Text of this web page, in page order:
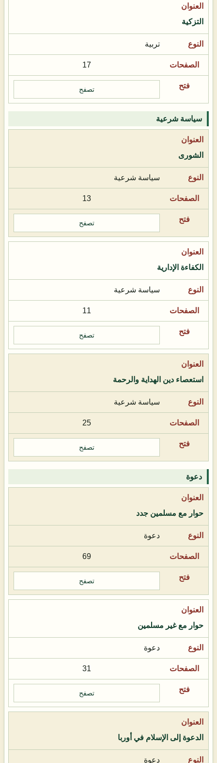
التزكية
تربية
17
تصفح
سياسة شرعية
الشورى
سياسة شرعية
13
تصفح
الكفاءة الإدارية
سياسة شرعية
11
تصفح
استعصاء دين الهداية والرحمة
سياسة شرعية
25
تصفح
دعوة
حوار مع مسلمين جدد
دعوة
69
تصفح
حوار مع غير مسلمين
دعوة
31
تصفح
الدعوة إلى الإسلام في أوربا
دعوة